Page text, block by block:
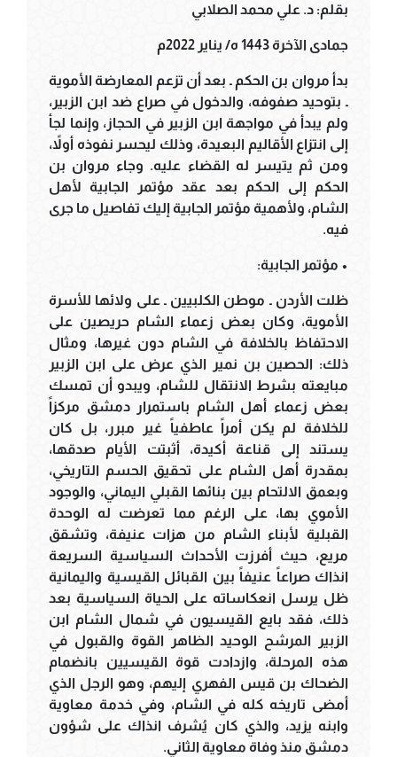
بقلم: د. علي محمد الصلابي
جمادى الآخرة 1443 ه/ يناير 2022م
بدأ مروان بن الحكم ـ بعد أن تزعم المعارضة الأموية
ـ بتوحيد صفوفه، والدخول في صراع ضد ابن الزبير،
ولم يبدأ في مواجهة ابن الزبير في الحجاز، وإنما لجأ
إلى انتزاع الأقاليم البعيدة، وذلك ليحسر نفوذه أولاً،
ومن ثم يتيسر له القضاء عليه. وجاء مروان بن
الحكم إلى الحكم بعد عقد مؤتمر الجابية لأهل
الشام، ولأهمية مؤتمر الجابية إليك تفاصيل ما جرى
فيه.
• مؤتمر الجابية:
ظلت الأردن ـ موطن الكلبيين ـ على ولائها للأسرة
الأموية، وكان بعض زعماء الشام حريصين على
الاحتفاظ بالخلافة في الشام دون غيرها، ومثال
ذلك: الحصين بن نمير الذي عرض على ابن الزبير
مبايعته بشرط الانتقال للشام، ويبدو أن تمسك
بعض زعماء أهل الشام باستمرار دمشق مركزاً
للخلافة لم يكن أمراً عاطفياً غير مبرر، بل كان
يستند إلى قناعة أكيدة، أثبتت الأيام صدقها،
بمقدرة أهل الشام على تحقيق الحسم التاريخي،
وبعمق الالتحام بين بنائها القبلي اليماني، والوجود
الأموي بها، على الرغم مما تعرضت له الوحدة
القبلية لأبناء الشام من هزات عنيفة، وتشقق
مريع، حيث أفرزت الأحداث السياسية السريعة
انذاك صراعاً عنيفاً بين القبائل القيسية واليمانية
ظل يرسل انعكاساته على الحياة السياسية بعد
ذلك، فقد بايع القيسيون في شمال الشام ابن
الزبير المرشح الوحيد الظاهر القوة والقبول في
هذه المرحلة، وازدادت قوة القيسيين بانضمام
الضحاك بن قيس الفهري إليهم، وهو الرجل الذي
أمضى تاريخه كله في الشام، وفي خدمة معاوية
وابنه يزيد، والذي كان يُشرف انذاك على شؤون
دمشق منذ وفاة معاوية الثاني.